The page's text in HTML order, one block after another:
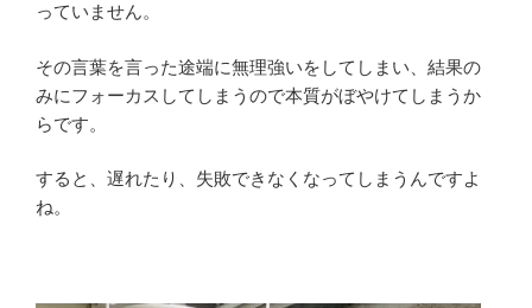
っていません。
その言葉を言った途端に無理強いをしてしまい、結果の
みにフォーカスしてしまうので本質がぼやけてしまうか
らです。
すると、遅れたり、失敗できなくなってしまうんですよ
ね。